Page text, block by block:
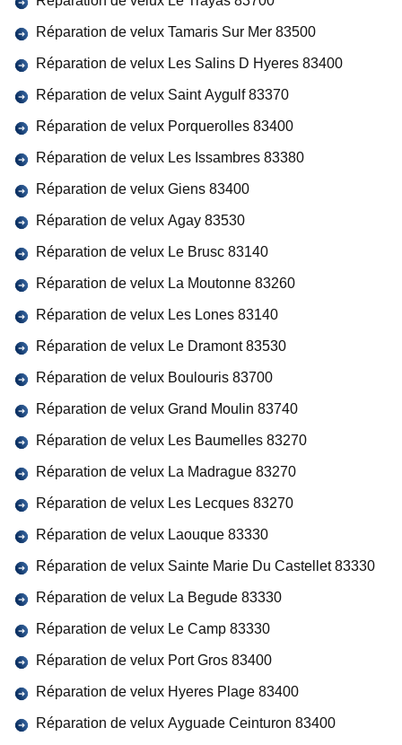
Réparation de velux Tamaris Sur Mer 83500
Réparation de velux Les Salins D Hyeres 83400
Réparation de velux Saint Aygulf 83370
Réparation de velux Porquerolles 83400
Réparation de velux Les Issambres 83380
Réparation de velux Giens 83400
Réparation de velux Agay 83530
Réparation de velux Le Brusc 83140
Réparation de velux La Moutonne 83260
Réparation de velux Les Lones 83140
Réparation de velux Le Dramont 83530
Réparation de velux Boulouris 83700
Réparation de velux Grand Moulin 83740
Réparation de velux Les Baumelles 83270
Réparation de velux La Madrague 83270
Réparation de velux Les Lecques 83270
Réparation de velux Laouque 83330
Réparation de velux Sainte Marie Du Castellet 83330
Réparation de velux La Begude 83330
Réparation de velux Le Camp 83330
Réparation de velux Port Gros 83400
Réparation de velux Hyeres Plage 83400
Réparation de velux Ayguade Ceinturon 83400